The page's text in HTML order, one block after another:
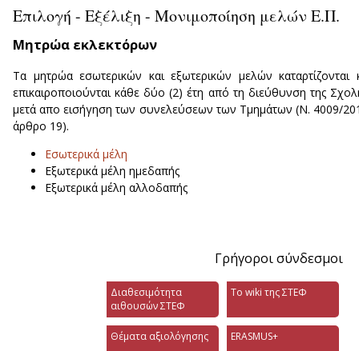
Επιλογή - Εξέλιξη - Μονιμοποίηση μελών Ε.Π.
Μητρώα εκλεκτόρων
Τα μητρώα εσωτερικών και εξωτερικών μελών καταρτίζονται
επικαιροποιούνται κάθε δύο (2) έτη από τη διεύθυνση της
μετά απο εισήγηση των συνελεύσεων των Τμημάτων (Ν. 4009/
άρθρο 19).
Εσωτερικά μέλη
Εξωτερικά μέλη ημεδαπής
Εξωτερικά μέλη αλλοδαπής
Γρήγοροι σύνδεσμοι
Διαθεσιμότητα
αιθουσών ΣΤΕΦ
Το wiki της ΣΤΕΦ
Θέματα αξιολόγησης ERASMUS+